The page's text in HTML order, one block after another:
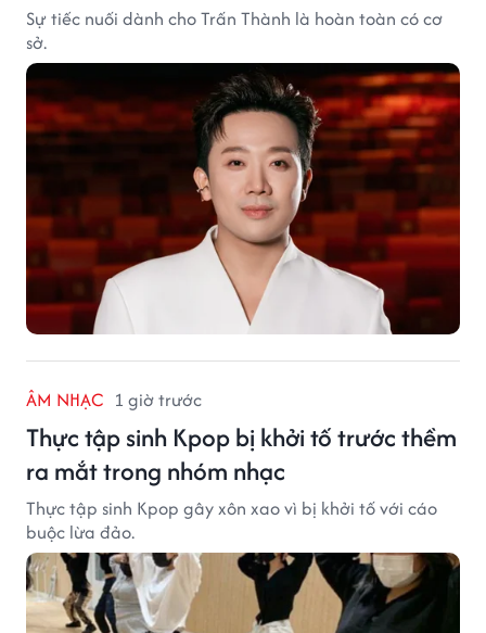
Sự tiếc nuối dành cho Trấn Thành là hoàn toàn có cơ
sở.
ÂM NHẠC 1 giờ trước
Thực tập sinh Kpop bị khởi tố trước thềm
ra mắt trong nhóm nhạc
Thực tập sinh Kpop gây xôn xao vì bị khởi tố với cáo
buộc lừa đảo.